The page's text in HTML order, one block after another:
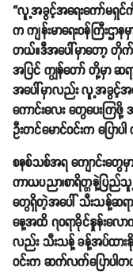
“လူ့အခွင့်အရေးကော်မရှင်ကို
က ကျန်းမာရေးဝန်ကြီးဌ
တယ်။ဒီအပေါ်မှာတော့ တိုက်
အပြင် ကျွန်တော် တို့မှာ ဆ
အပေါ်မှာလည်း လူ့အခွင့်အ
ကောင်းလေး တွေပေးကြဖို့
ဦးတင်မောင်ဝင်းက ပြောပ
စနစ်သစ်အရ ကျောင်းတွေမှာ
ကာယပညာ၊စာရိတ္တနဲ့ပြ
တွေရှိတဲ့အပေါ် သီးသန့်ဆရာ
နေ့အထိ ၇၀ရာခိုင်နှုန်းလ
လည်း သီးသန့် ခန့်အပ်ထားနို
ဝင်းက ဆက်လက်ပြောပါ